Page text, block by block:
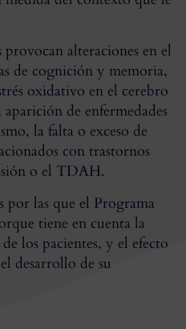
provocan alteraciones en el
de cognición y memoria,
oxidativo en el cerebro
de enfermedades
la falta o exceso de
con trastornos
o el TDAH.
por las que el Programa
tiene en cuenta la
los pacientes, y el efecto
desarrollo de su